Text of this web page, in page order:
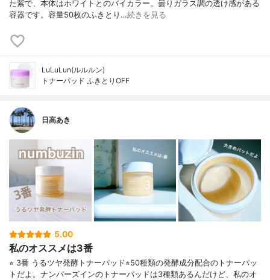
た紫で、本体はホワイトとのバイカラー。曇りガラス調の透け感がある
容器です。容量50枚のふきとり…続きを見る
LuLuLun(ルルルン)
トナーパッド ふきとりOFF
日高あき
5.00
私のオススメは3番
⭐︎ 3番 うるツヤ発酵トナーパッド⭐︎50種類の発酵成分配合のトナーパッ
トだよ。ナンバーズインのトナーパッドは3種類あるんだけど、私のオ